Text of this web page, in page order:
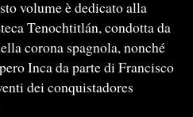
volume è dedicato alla
Tenochtitlán, condotta da
corona spagnola, nonché
Inca da parte di Francisco
dei conquistadores